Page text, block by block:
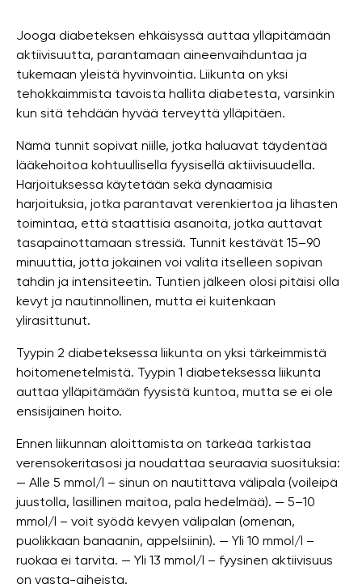
Jooga diabeteksen ehkäisyssä auttaa ylläpitämään
aktiivisuutta, parantamaan aineenvaihduntaa ja
tukemaan yleistä hyvinvointia. Liikunta on yksi
tehokkaimmista tavoista hallita diabetesta, varsinkin
kun sitä tehdään hyvää terveyttä ylläpitäen.
Nämä tunnit sopivat niille, jotka haluavat täydentää
lääkehoitoa kohtuullisella fyysisellä aktiivisuudella.
Harjoituksessa käytetään sekä dynaamisia
harjoituksia, jotka parantavat verenkiertoa ja lihasten
toimintaa, että staattisia asanoita, jotka auttavat
tasapainottamaan stressiä. Tunnit kestävät 15–90
minuuttia, jotta jokainen voi valita itselleen sopivan
tahdin ja intensiteetin. Tuntien jälkeen olosi pitäisi olla
kevyt ja nautinnollinen, mutta ei kuitenkaan
ylirasittunut.
Tyypin 2 diabeteksessa liikunta on yksi tärkeimmistä
hoitomenetelmistä. Tyypin 1 diabeteksessa liikunta
auttaa ylläpitämään fyysistä kuntoa, mutta se ei ole
ensisijainen hoito.
Ennen liikunnan aloittamista on tärkeää tarkistaa
verensokeritasosi ja noudattaa seuraavia suosituksia:
— Alle 5 mmol/l – sinun on nautittava välipala (voileipä
juustolla, lasillinen maitoa, pala hedelmää). — 5–10
mmol/l – voit syödä kevyen välipalan (omenan,
puolikkaan banaanin, appelsiinin). — Yli 10 mmol/l –
ruokaa ei tarvita. — Yli 13 mmol/l – fyysinen aktiivisuus
on vasta-aiheista.